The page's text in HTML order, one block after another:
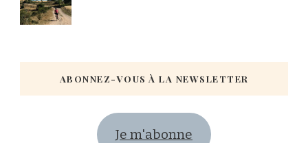
ABONNEZ-VOUS À LA NEWSLETTER
Je m'abonne